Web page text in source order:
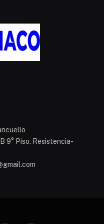
9° Piso. Resistencia-